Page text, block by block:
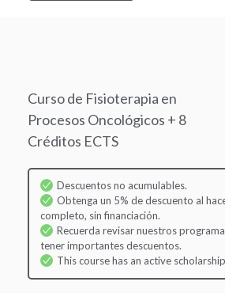
Curso de Fisioterapia en
Procesos Oncológicos + 8
Créditos ECTS
Descuentos no acumulables.
Obtenga un 5% de descuento al
completo, sin financiación.
Recuerda revisar nuestros
tener importantes descuentos.
This course has an active